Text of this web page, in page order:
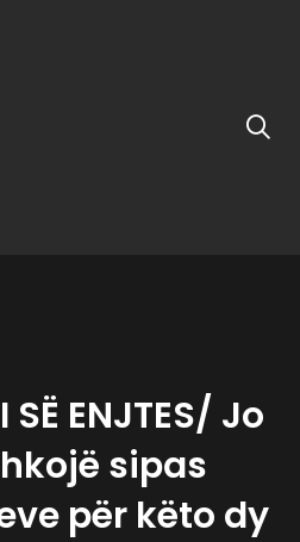
SË ENJTES/ Jo
sipas
për këto dy